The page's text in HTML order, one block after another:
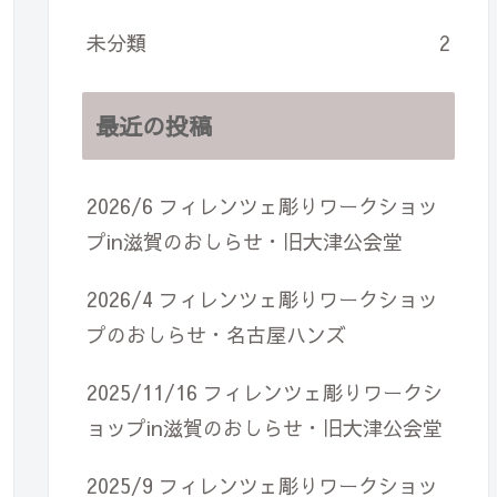
未分類 2
最近の投稿
2026/6 フィレンツェ彫りワークショッ
プin滋賀のおしらせ・旧大津公会堂
2026/4 フィレンツェ彫りワークショッ
プのおしらせ・名古屋ハンズ
2025/11/16 フィレンツェ彫りワークシ
ョップin滋賀のおしらせ・旧大津公会堂
2025/9 フィレンツェ彫りワークショッ